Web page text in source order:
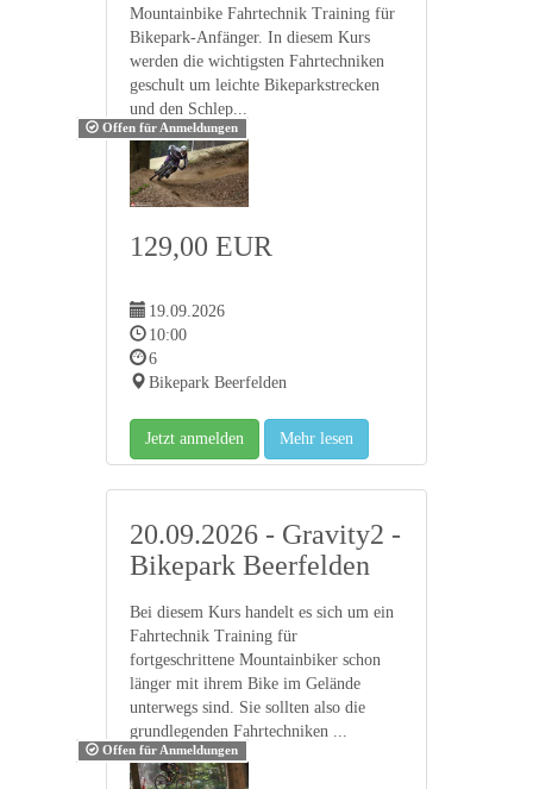
Mountainbike Fahrtechnik Training für
Bikepark-Anfänger. In diesem Kurs
werden die wichtigsten Fahrtechniken
geschult um leichte Bikeparkstrecken
und den Schlep...
Offen für Anmeldungen
129,00 EUR
19.09.2026
10:00
6
Bikepark Beerfelden
Jetzt anmelden Mehr lesen
20.09.2026 - Gravity2 -
Bikepark Beerfelden
Bei diesem Kurs handelt es sich um ein
Fahrtechnik Training für
fortgeschrittene Mountainbiker schon
länger mit ihrem Bike im Gelände
unterwegs sind. Sie sollten also die
grundlegenden Fahrtechniken ...
Offen für Anmeldungen